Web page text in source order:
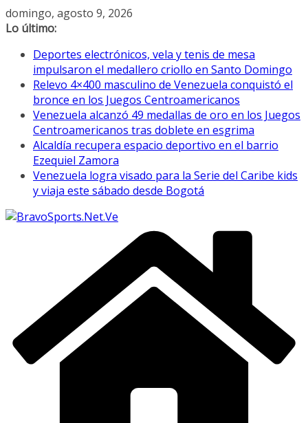
Saltar
al
domingo, agosto 9, 2026
Lo último:
Deportes electrónicos, vela y tenis de mesa
impulsaron el medallero criollo en Santo Domingo
Relevo 4×400 masculino de Venezuela conquistó el
bronce en los Juegos Centroamericanos
Venezuela alcanzó 49 medallas de oro en los Juegos
Centroamericanos tras doblete en esgrima
Alcaldía recupera espacio deportivo en el barrio
Ezequiel Zamora
Venezuela logra visado para la Serie del Caribe kids
y viaja este sábado desde Bogotá